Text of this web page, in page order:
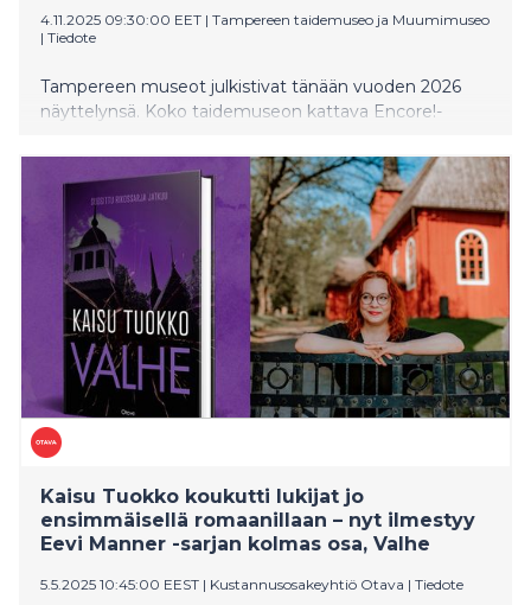
4.11.2025 09:30:00 EET | Tampereen taidemuseo ja Muumimuseo
| Tiedote
Tampereen museot julkistivat tänään vuoden 2026
näyttelynsä. Koko taidemuseon kattava Encore!-
isot nimet ja nykytaiteen helmet omista kokoelmista
ennen kuin museo sulkeutuu uudisrakennushankkeen
vuoksi. Kokoelmanäyttelyä täydentää toukokuussa
harvinainen Helene Schjerfbeckin näyttely Nordea
Taidesäätiöltä. Kesän Taidevaltakunta ’26 -biennaali
nähdään jo väistötiloissa samoin kuin Vuoden nuori
taiteilija -näyttely. Muumimuseon seuraava vaihtuva
näyttely syventyy muumimukeihin ja niiden keräilyn
filosofiaan – miksi lähes jokaisella suomalaisella on
kaapissaan muumimukeja?
Kaisu Tuokko koukutti lukijat jo
ensimmäisellä romaanillaan – nyt ilmestyy
Eevi Manner -sarjan kolmas osa, Valhe
5.5.2025 10:45:00 EEST | Kustannusosakeyhtiö Otava | Tiedote